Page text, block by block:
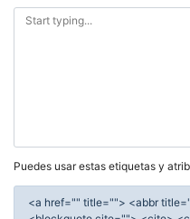
Puedes usar estas etiquetas y
<a href="" title=""> <abbr